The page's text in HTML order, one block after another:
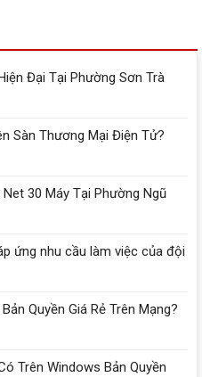
Đại Tại Phường Sơn Trà
Sàn Thương Mại Điện Tử?
30 Máy Tại Phường Ngũ
ứng nhu cầu làm việc của đội
Quyền Giá Rẻ Trên Mạng?
Trên Windows Bản Quyền